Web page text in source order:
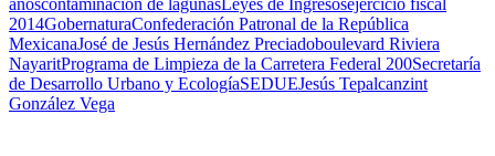
añoscontaminacion de lagunasLeyes de Ingresosejercicio fiscal
2014GobernaturaConfederación Patronal de la República
MexicanaJosé de Jesús Hernández Preciadoboulevard Riviera
NayaritPrograma de Limpieza de la Carretera Federal 200Secretaría
de Desarrollo Urbano y EcologíaSEDUEJesús Tepalcanzint
González Vega